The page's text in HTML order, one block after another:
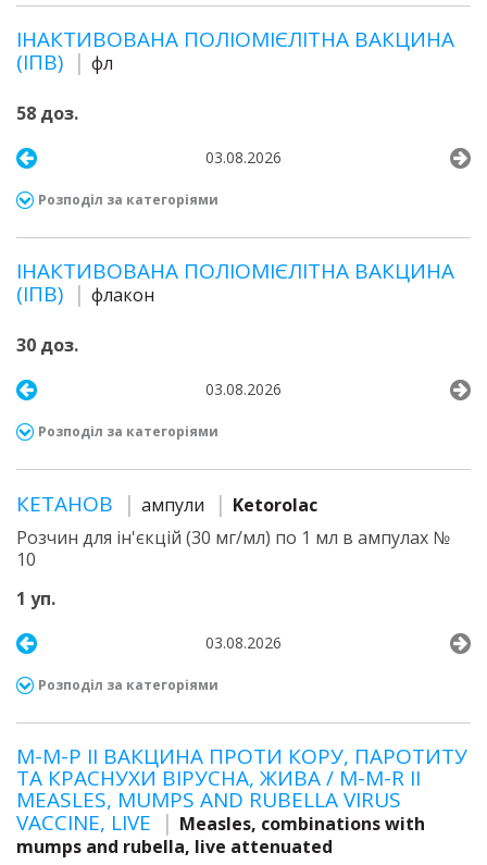
ІНАКТИВОВАНА ПОЛІОМІЄЛІТНА ВАКЦИНА
(ІПВ)
фл
58 доз.
03.08.2026
Розподіл за категоріями
ІНАКТИВОВАНА ПОЛІОМІЄЛІТНА ВАКЦИНА
(ІПВ)
флакон
30 доз.
03.08.2026
Розподіл за категоріями
КЕТАНОВ ампули
Ketorolac
Розчин для ін'єкцій (30 мг/мл) по 1 мл в ампулах №
10
1 уп.
03.08.2026
Розподіл за категоріями
М-М-Р ІІ ВАКЦИНА ПРОТИ КОРУ, ПАРОТИТУ
ТА КРАСНУХИ ВІРУСНА, ЖИВА / М-М-R ІІ
MEASLES, MUMPS AND RUBELLA VIRUS
VACCINE, LIVE
Measles, combinations with
mumps and rubella, live attenuated